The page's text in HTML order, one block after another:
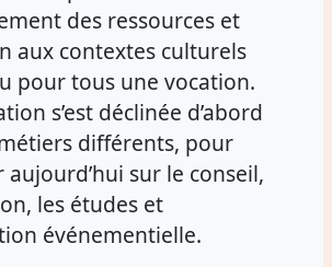
des ressources et
aux contextes culturels
pour tous une vocation.
s’est déclinée d’abord
différents, pour
aujourd’hui sur le conseil,
les études et
événementielle.